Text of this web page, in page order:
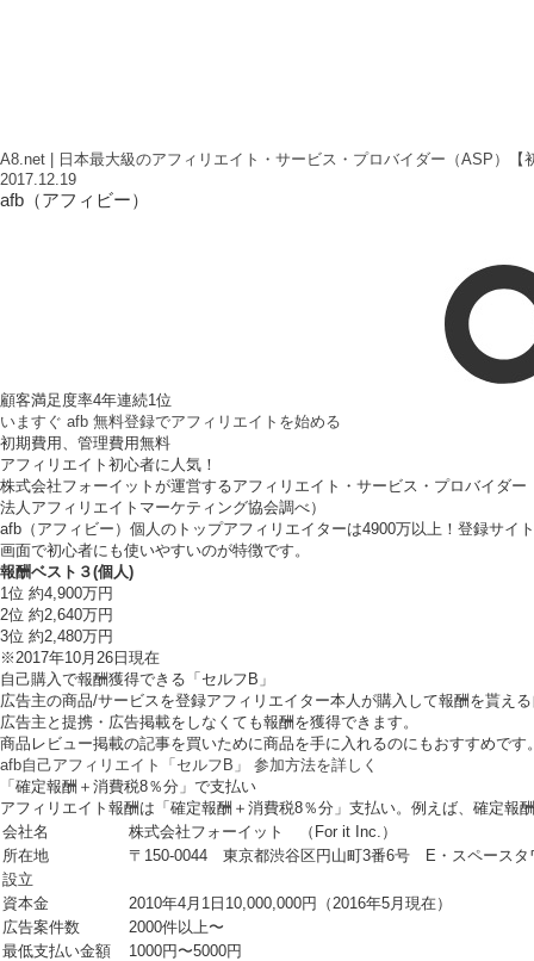
A8.net | 日本最大級のアフィリエイト・サービス・プロバイダー（ASP）【
2017.12.19
afb（アフィビー）
顧客満足度率4年連続1位
いますぐ afb 無料登録でアフィリエイトを始める
初期費用、管理費用無料
アフィリエイト初心者に人気！
株式会社フォーイットが運営するアフィリエイト・サービス・プロバイダ
法人アフィリエイトマーケティング協会調べ）
afb（アフィビー）個人のトップアフィリエイターは4900万以上！登録サ
画面で初心者にも使いやすいのが特徴です。
報酬ベスト３(個人)
1位 約4,900万円
2位 約2,640万円
3位 約2,480万円
※2017年10月26日現在
自己購入で報酬獲得できる「セルフB」
広告主の商品/サービスを登録アフィリエイター本人が購入して報酬を貰え
広告主と提携・広告掲載をしなくても報酬を獲得できます。
商品レビュー掲載の記事を買いために商品を手に入れるのにもおすすめです
afb自己アフィリエイト「セルフB」 参加方法を詳しく
「確定報酬＋消費税8％分」で支払い
アフィリエイト報酬は「確定報酬＋消費税8％分」支払い。例えば、確定
会社名
株式会社フォーイット （For it Inc.）
所在地
〒150-0044 東京都渋谷区円山町3番6号 E・スペースタ
設立
資本金
2010年4月1日10,000,000円（2016年5月現在）
広告案件数
2000件以上〜
最低支払い金額
1000円〜5000円